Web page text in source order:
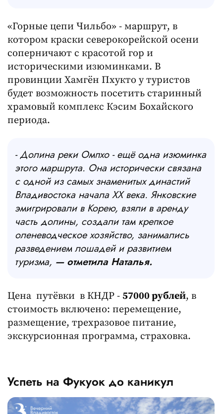
«Горные цепи Чильбо» - маршрут, в
котором краски северокорейской осени
соперничают с красотой гор и
историческими изюминками. В
провинции Хамгён Пхукто у туристов
будет возможность посетить старинный
храмовый комплекс Кэсим Бохайского
периода.
- Долина реки Омпхо - ещё одна изюминка
этого маршрута. Она исторически связана
с одной из самых знаменитых династий
Владивостока начала XX века. Янковские
эмигрировали в Корею, взяли в аренду
часть долины, создали там крепкое
оленеводческое хозяйство, занимались
разведением лошадей и развитием
туризма, — отметила Наталья.
Цена путёвки в КНДР - 57000 рублей, в
стоимость включено: перемещение,
размещение, трехразовое питание,
экскурсионная программа, страховка.
Успеть на Фукуок до каникул